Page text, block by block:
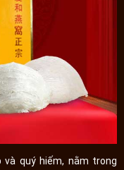
quý hiếm, nằm trong